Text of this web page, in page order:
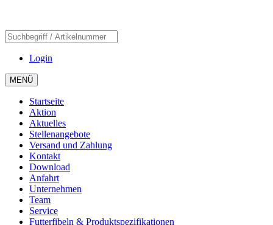
Login
MENÜ
Startseite
Aktion
Aktuelles
Stellenangebote
Versand und Zahlung
Kontakt
Download
Anfahrt
Unternehmen
Team
Service
Futterfibeln & Produktspezifikationen